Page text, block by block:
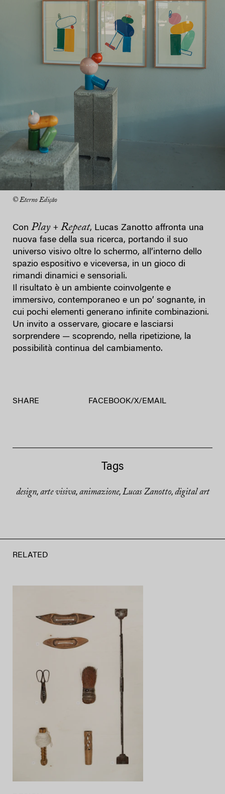
© Eterno Edição
Con Play + Repeat, Lucas Zanotto affronta una
nuova fase della sua ricerca, portando il suo
universo visivo oltre lo schermo, all’interno dello
spazio espositivo e viceversa, in un gioco di
rimandi dinamici e sensoriali.
Il risultato è un ambiente coinvolgente e
immersivo, contemporaneo e un po’ sognante, in
cui pochi elementi generano infinite combinazioni.
Un invito a osservare, giocare e lasciarsi
sorprendere — scoprendo, nella ripetizione, la
possibilità continua del cambiamento.
SHARE FACEBOOK/X/ EMAIL
Tags
design, arte visiva, animazione, Lucas Zanotto, digital art
RELATED